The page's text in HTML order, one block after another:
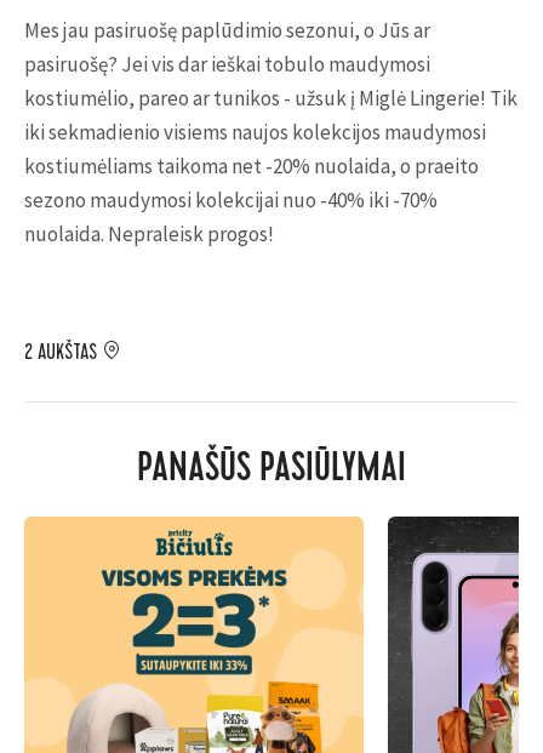
Mes jau pasiruošę paplūdimio sezonui, o Jūs ar
pasiruošę? Jei vis dar ieškai tobulo maudymosi
kostiumėlio, pareo ar tunikos - užsuk į Miglė Lingerie! Tik
iki sekmadienio visiems naujos kolekcijos maudymosi
kostiumėliams taikoma net -20% nuolaida, o praeito
sezono maudymosi kolekcijai nuo -40% iki -70%
nuolaida. Nepraleisk progos!
2 AUKŠTAS
PANAŠŪS PASIŪLYMAI